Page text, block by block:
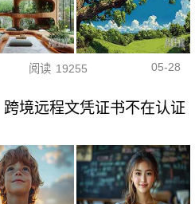
阅读 19255 05-28
境远程文凭证书不在认证